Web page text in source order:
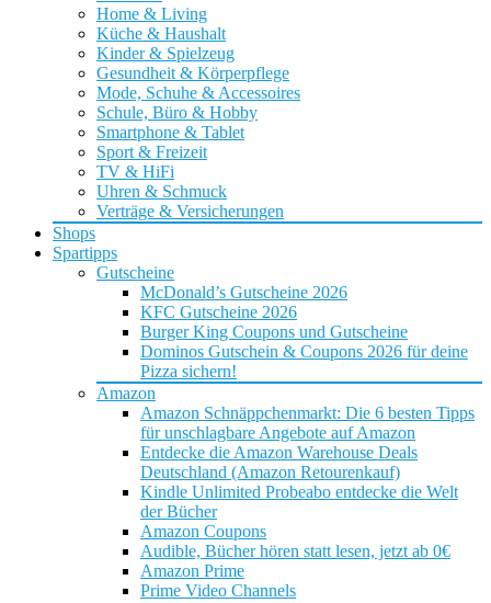
Home & Living
Küche & Haushalt
Kinder & Spielzeug
Gesundheit & Körperpflege
Mode, Schuhe & Accessoires
Schule, Büro & Hobby
Smartphone & Tablet
Sport & Freizeit
TV & HiFi
Uhren & Schmuck
Verträge & Versicherungen
Shops
Spartipps
Gutscheine
McDonald’s Gutscheine 2026
KFC Gutscheine 2026
Burger King Coupons und Gutscheine
Dominos Gutschein & Coupons 2026 für deine
Pizza sichern!
Amazon
Amazon Schnäppchenmarkt: Die 6 besten Tipps
für unschlagbare Angebote auf Amazon
Entdecke die Amazon Warehouse Deals
Deutschland (Amazon Retourenkauf)
Kindle Unlimited Probeabo entdecke die Welt
der Bücher
Amazon Coupons
Audible, Bücher hören statt lesen, jetzt ab 0€
Amazon Prime
Prime Video Channels